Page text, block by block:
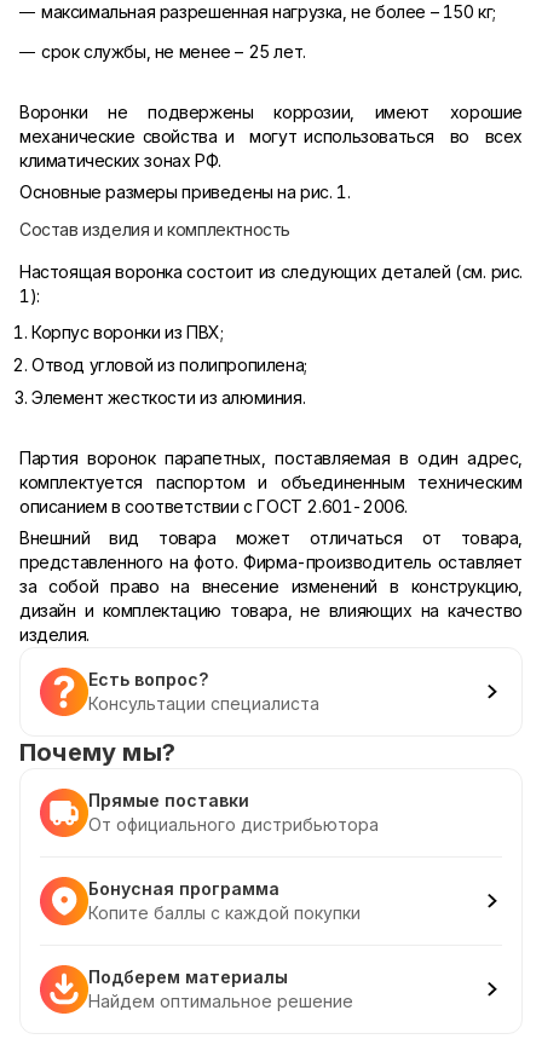
максимальная разрешенная нагрузка, не более – 150 кг;
срок службы, не менее – 25 лет.
Воронки не подвержены коррозии, имеют хорошие
механические свойства и могут использоваться во всех
климатических зонах РФ.
Основные размеры приведены на рис. 1.
Состав изделия и комплектность
Настоящая воронка состоит из следующих деталей (см. рис.
1):
Корпус воронки из ПВХ;
Отвод угловой из полипропилена;
Элемент жесткости из алюминия.
Партия воронок парапетных, поставляемая в один адрес,
комплектуется паспортом и объединенным техническим
описанием в соответствии с ГОСТ 2.601-2006.
Внешний вид товара может отличаться от товара,
представленного на фото. Фирма-производитель оставляет
за собой право на внесение изменений в конструкцию,
дизайн и комплектацию товара, не влияющих на качество
изделия.
Есть вопрос?
Консультации специалиста
Почему мы?
Прямые поставки
От официального дистрибьютора
Бонусная программа
Копите баллы с каждой покупки
Подберем материалы
Найдем оптимальное решение